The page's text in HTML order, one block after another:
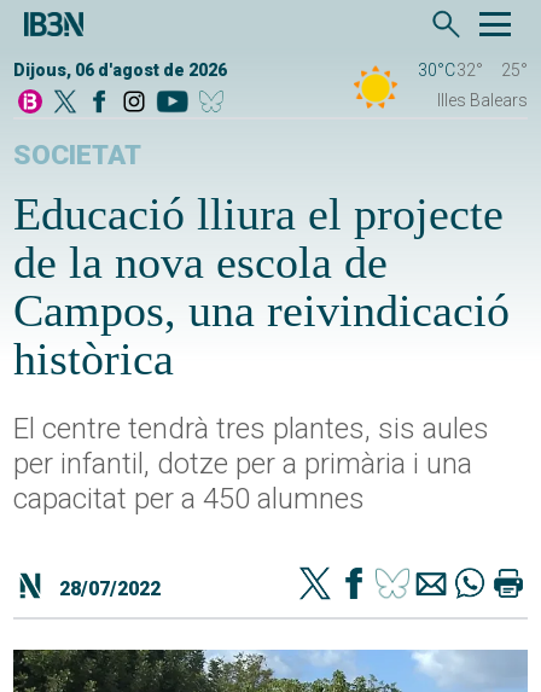
Dijous, 06 d'agost de 2026 30°C32°
25°
Illes Balears
SOCIETAT
Educació lliura el projecte
de la nova escola de
Campos, una reivindicació
històrica
El centre tendrà tres plantes, sis aules
per infantil, dotze per a primària i una
capacitat per a 450 alumnes
28/07/2022